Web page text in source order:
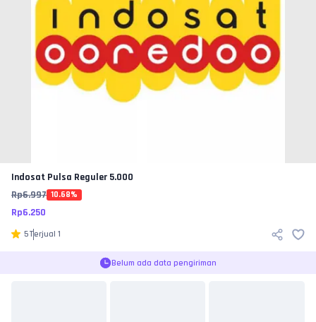
Indosat Pulsa Reguler 5.000
Rp6.997 10.68%
Rp6.250
5Terjual 1
Belum ada data pengiriman